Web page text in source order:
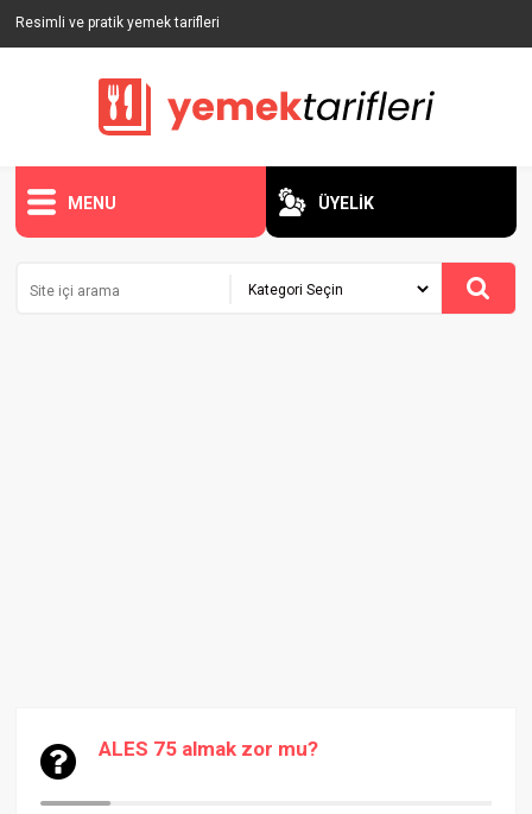
Resimli ve pratik yemek tarifleri
MENU ÜYELİK
ALES 75 almak zor mu?